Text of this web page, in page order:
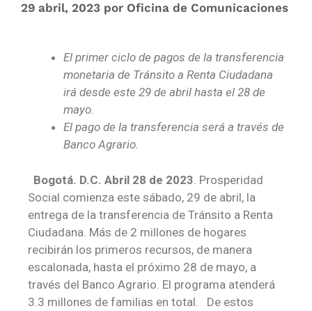
29 abril, 2023 por Oficina de Comunicaciones
El primer ciclo de pagos de la transferencia
monetaria de Tránsito a Renta Ciudadana
irá desde este 29 de abril hasta el 28 de
mayo.
El pago de la transferencia será a través de
Banco Agrario.
Bogotá. D.C. Abril 28 de 2023 . Prosperidad
Social comienza este sábado, 29 de abril, la
entrega de la transferencia de Tránsito a Renta
Ciudadana. Más de 2 millones de hogares
recibirán los primeros recursos, de manera
escalonada, hasta el próximo 28 de mayo, a
través del Banco Agrario. El programa atenderá
3.3 millones de familias en total. De estos